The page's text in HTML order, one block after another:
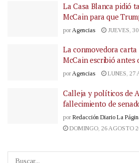
La Casa Blanca pidió
McCain para que
por Agencias JUEVES,
La conmovedora carta
McCain escribió antes
porAgencias LUNES, 27
Calleja y políticos de
fallecimiento de
por Redacción Diario La
DOMINGO, 26 AGOSTO